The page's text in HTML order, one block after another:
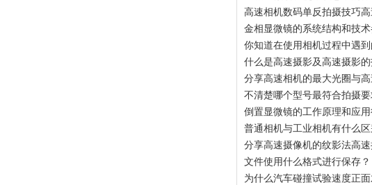
高速相机数码单反拍摄技巧
金相显微镜的系统结构和技
你知道在使用相机过程中遇
什么是高速摄影及高速摄影
分享高速相机的最大光圈与
不清楚哪个型号最符合拍摄
倒置显微镜的工作原理和应
普通相机与工业相机有什么区
分享高速摄像机的纹影法高
文件使用什么格式进行保存？
为什么汽车碰撞试验速度正面